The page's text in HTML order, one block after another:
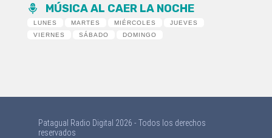
MÚSICA AL CAER LA NOCHE
LUNES MARTES MIÉRCOLES
JUEVES
VIERNES
SÁBADO DOMINGO
Patagual Radio Digital 2026 - Todos los derechos
reservados